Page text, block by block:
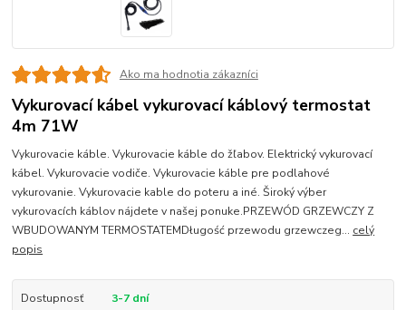
Ako ma hodnotia zákazníci
Vykurovací kábel vykurovací káblový termostat
4m 71W
Vykurovacie káble. Vykurovacie káble do žľabov. Elektrický vykurovací
kábel. Vykurovacie vodiče. Vykurovacie káble pre podlahové
vykurovanie. Vykurovacie kable do poteru a iné. Široký výber
vykurovacích káblov nájdete v našej ponuke.PRZEWÓD GRZEWCZY Z
WBUDOWANYM TERMOSTATEMDługość przewodu grzewczeg... celý
popis
Dostupnosť 3-7 dní